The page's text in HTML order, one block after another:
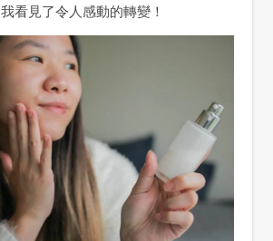
看見了令人感動的轉變！